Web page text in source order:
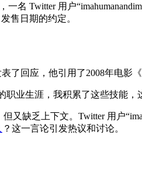
，一名 Twitter 用户
售日期的约定。
回应，他引用了2008年电影
业生涯，我积累了这些技能
缺乏上下文。Twitter 用户
？这一言论引发热议和讨论。